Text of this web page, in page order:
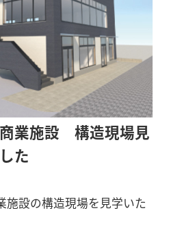
いられるので、子どもやペ
適です。
えながら自由にカスタムす
賃貸”になります。
しを追求した賃貸です。
他2棟・全8世帯)
商業施設 構造現場見
た
施設の構造現場を見学いた